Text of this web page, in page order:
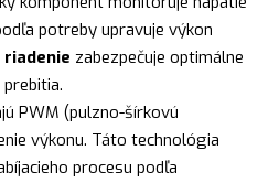
potreby upravuje výkon
zabezpečuje optimálne
PWM (pulzno-šírkovú
výkonu. Táto technológia
procesu podľa